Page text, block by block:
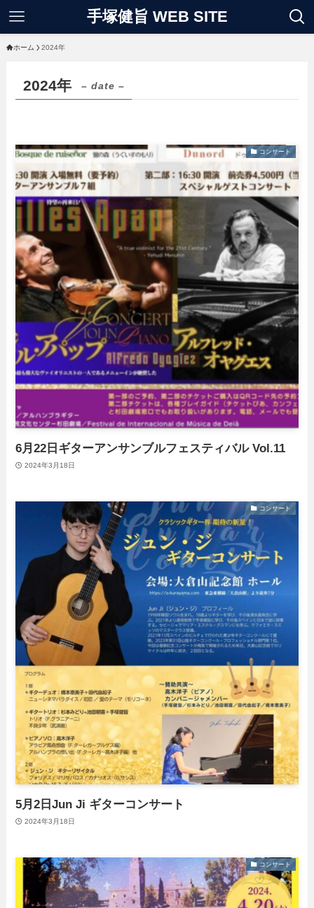
手塚健旨 WEB SITE
ホーム 2024年
2024年 – date –
コンサート
6月22日ギターアンサンブルフェスティバル Vol.11
2024年3月18日
コンサート
5月2日Jun Ji ギターコンサート
2024年3月18日
コンサート